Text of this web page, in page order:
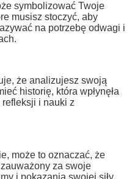
symbolizować Twoje
musisz stoczyć, aby
na potrzebę odwagi i
że analizujesz swoją
historię, która wpłynęła
i nauki z
może to oznaczać, że
za swoje
i pokazania swojej siły.